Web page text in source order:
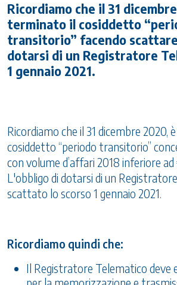
Ricordiamo che il 31
terminato il cosiddetto
transitorio” facendo
dotarsi di un Registratore
1 gennaio 2021.
Ricordiamo che il 31 dicembre 2020,
cosiddetto “periodo transitorio”
con volume d’affari 2018 inferiore
L'obbligo di dotarsi di un
scattato lo scorso 1 gennaio 2021.
Ricordiamo quindi che:
Il Registratore Telematico deve